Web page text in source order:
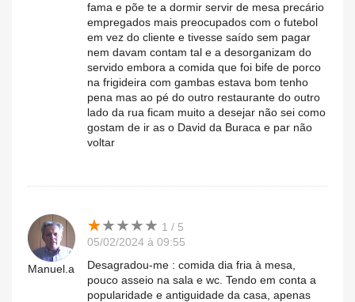
fama e põe te a dormir servir de mesa precário
empregados mais preocupados com o futebol
em vez do cliente e tivesse saído sem pagar
nem davam contam tal e a desorganizam do
servido embora a comida que foi bife de porco
na frigideira com gambas estava bom tenho
pena mas ao pé do outro restaurante do outro
lado da rua ficam muito a desejar não sei como
gostam de ir as o David da Buraca e par não
voltar
Manuel.a
★★★★★
★★★★★ 1 / 5
05/02/2024 à 09:55
Desagradou-me : comida dia fria à mesa,
pouco asseio na sala e wc. Tendo em conta a
popularidade e antiguidade da casa, apenas